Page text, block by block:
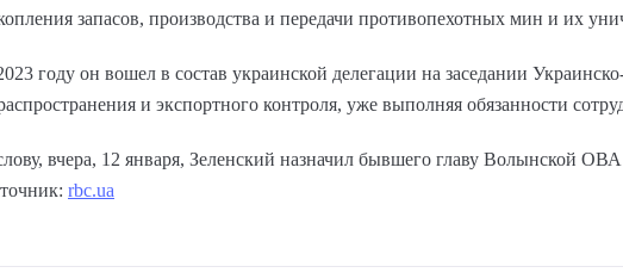
запасов, производства и передачи противопехотных мин и их
году он вошел в состав украинской делегации на заседании
и экспортного контроля, уже выполняя обязанности
вчера, 12 января, Зеленский назначил бывшего главу Волынской
rbc.ua